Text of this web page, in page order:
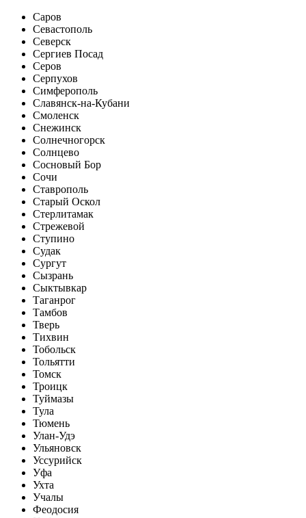
Саров
Севастополь
Северск
Сергиев Посад
Серов
Серпухов
Симферополь
Славянск-на-Кубани
Смоленск
Снежинск
Солнечногорск
Солнцево
Сосновый Бор
Сочи
Ставрополь
Старый Оскол
Стерлитамак
Стрежевой
Ступино
Судак
Сургут
Сызрань
Сыктывкар
Таганрог
Тамбов
Тверь
Тихвин
Тобольск
Тольятти
Томск
Троицк
Туймазы
Тула
Тюмень
Улан-Удэ
Ульяновск
Уссурийск
Уфа
Ухта
Учалы
Феодосия